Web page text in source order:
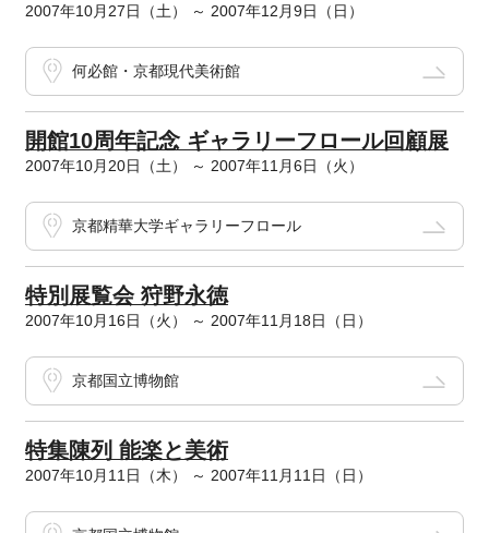
2007年10月27日（土） ～ 2007年12月9日（日）
何必館・京都現代美術館
開館10周年記念 ギャラリーフロール回顧展
2007年10月20日（土） ～ 2007年11月6日（火）
京都精華大学ギャラリーフロール
特別展覧会 狩野永徳
2007年10月16日（火） ～ 2007年11月18日（日）
京都国立博物館
特集陳列 能楽と美術
2007年10月11日（木） ～ 2007年11月11日（日）